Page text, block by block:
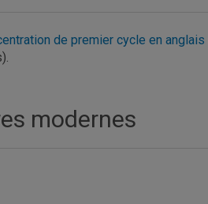
de premier cycle en anglais
modernes